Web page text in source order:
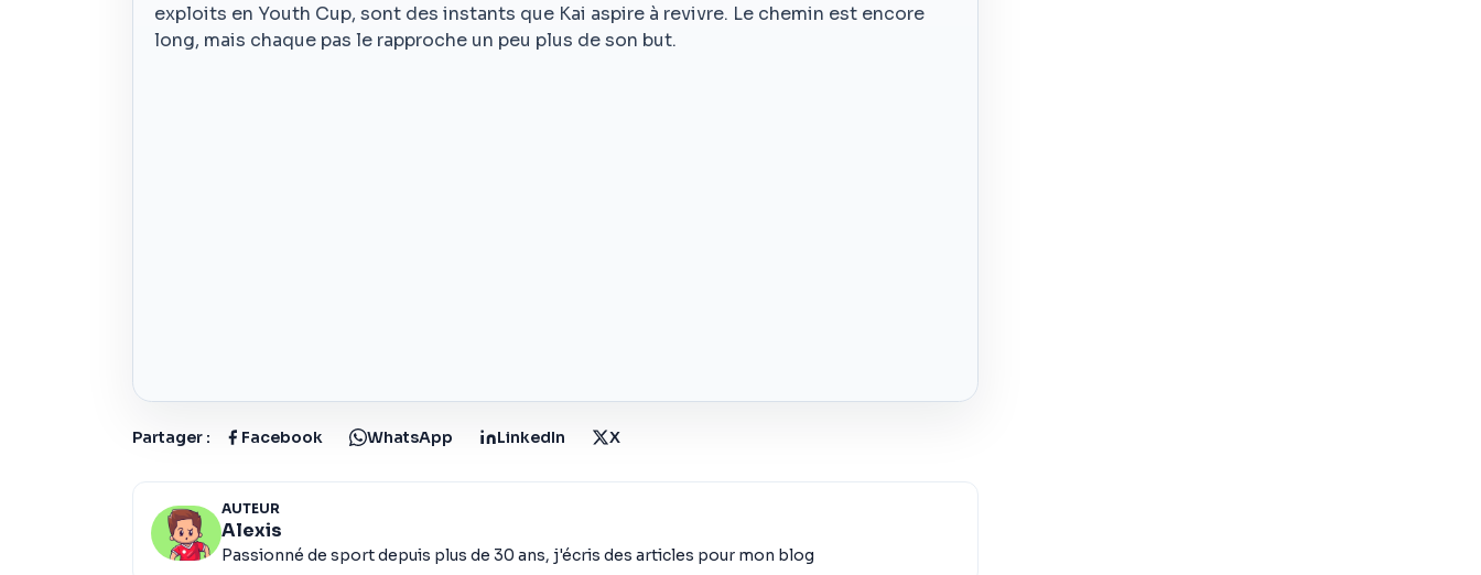
exploits en Youth Cup, sont des instants que Kai aspire à revivre. Le chemin est encore
long, mais chaque pas le rapproche un peu plus de son but.
Partager : Facebook WhatsApp LinkedIn X
AUTEUR
Alexis
Passionné de sport depuis plus de 30 ans, j'écris des articles pour mon blog